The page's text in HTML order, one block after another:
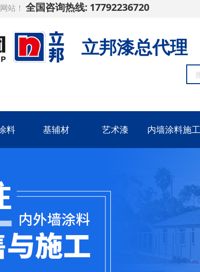
站！全国咨询热线: 17792236720
立邦漆总代理
料 基辅材 艺术漆 内墙涂料施工